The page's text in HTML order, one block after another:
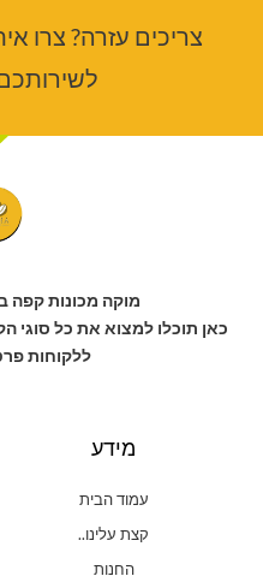
צריכים עזרה? צרו
מוקה מכונות קפה
כאן תוכלו למצוא את כל סוגי
ללקוחות
מידע
עמוד הבית
קצת עלינו..
החנות